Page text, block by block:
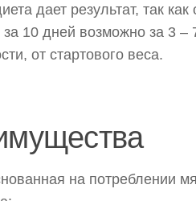
дает результат, так
за 10 дней возможно за 3 –
от стартового веса.
на потреблении